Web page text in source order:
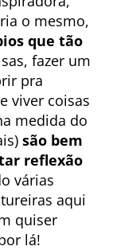
o mesmo,
que tão
fazer um
pra
viver coisas
medida do
são bem
reflexão
várias
aqui
quiser
lá!